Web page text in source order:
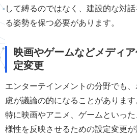
して縛るのではなく、建設的な対
る姿勢を保つ必要があります。
映画やゲームなどメディ
定変更
エンターテインメントの分野でも
慮が議論の的になることがあります
特に映画やアニメ、ゲームといっ
様性を反映させるための設定変更